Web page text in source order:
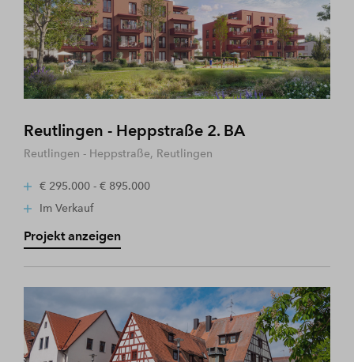
Reutlingen - Heppstraße 2. BA
Reutlingen - Heppstraße, Reutlingen
€ 295.000 - € 895.000
Im Verkauf
Projekt anzeigen